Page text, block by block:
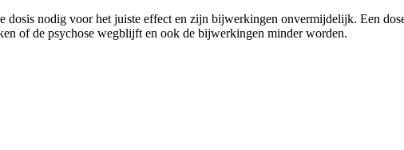
dosis nodig voor het juiste effect en zijn bijwerkingen onvermijdelijk. Een
of de psychose wegblijft en ook de bijwerkingen minder worden.